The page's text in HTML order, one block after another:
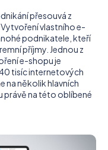
přesouvá z
vlastního e-
podnikatele, kteří
příjmy. Jednou z
e-shopu je
tisíc internetových
na několik hlavních
právě na této oblíbené